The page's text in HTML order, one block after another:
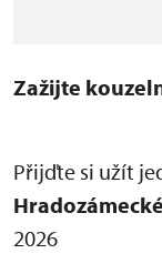
Zažijte
Přijďte si užít
2026